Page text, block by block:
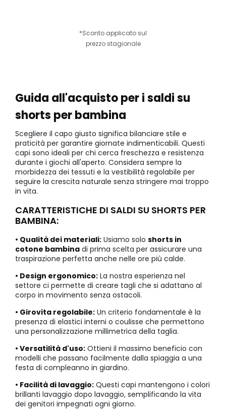
*Sconto applicato sul
prezzo stagionale
Guida all'acquisto per i saldi su
shorts per bambina
Scegliere il capo giusto significa bilanciare stile e
praticità per garantire giornate indimenticabili. Questi
capi sono ideali per chi cerca freschezza e resistenza
durante i giochi all'aperto. Considera sempre la
morbidezza dei tessuti e la vestibilità regolabile per
seguire la crescita naturale senza stringere mai troppo
in vita.
CARATTERISTICHE DI SALDI SU SHORTS PER
BAMBINA:
• Qualità dei materiali: Usiamo solo shorts in
cotone bambina di prima scelta per assicurare una
traspirazione perfetta anche nelle ore più calde.
• Design ergonomico: La nostra esperienza nel
settore ci permette di creare tagli che si adattano al
corpo in movimento senza ostacoli.
• Girovita regolabile: Un criterio fondamentale è la
presenza di elastici interni o coulisse che permettono
una personalizzazione millimetrica della taglia.
• Versatilità d'uso: Ottieni il massimo beneficio con
modelli che passano facilmente dalla spiaggia a una
festa di compleanno in giardino.
• Facilità di lavaggio: Questi capi mantengono i colori
brillanti lavaggio dopo lavaggio, semplificando la vita
dei genitori impegnati ogni giorno.